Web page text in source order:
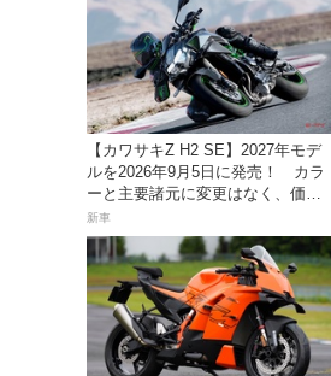
【カワサキZ H2 SE】2027年モデ
ルを2026年9月5日に発売！ カラ
ーと主要諸元に変更はなく、価格
は据え置きの247万5000円！
新車